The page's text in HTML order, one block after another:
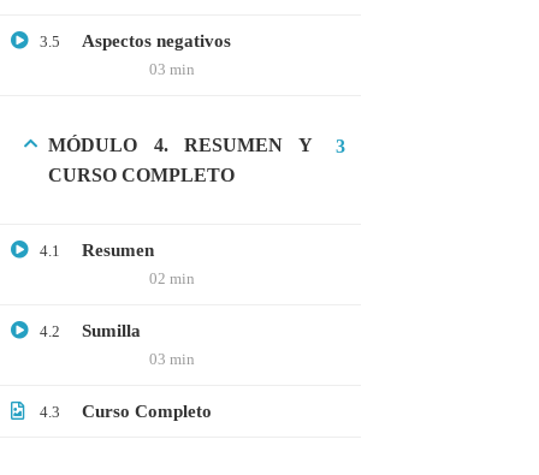
3.5 Aspectos negativos
03 min
MÓDULO 4. RESUMEN Y
CURSO COMPLETO
3
4.1 Resumen
02 min
4.2 Sumilla
03 min
4.3 Curso Completo
info@cognitaconecta.com
CATEGORIAS
Bioinformática
Bioquímica
Ciencias Ambientales